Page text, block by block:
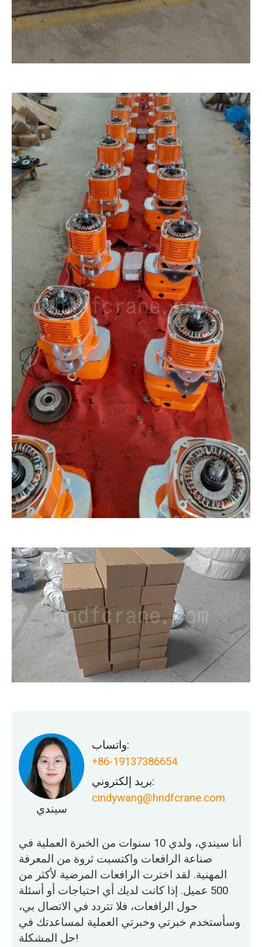
سيندي
واتساب:
+86-19137386654
بريد إلكتروني:
cindywang@hndfcrane.com
أنا سيندي، ولدي 10 سنوات من الخبرة العملية في
صناعة الرافعات واكتسبت ثروة من المعرفة
المهنية. لقد اخترت الرافعات المرضية لأكثر من
500 عميل. إذا كانت لديك أي احتياجات أو أسئلة
حول الرافعات، فلا تتردد في الاتصال بي،
وسأستخدم خبرتي وخبرتي العملية لمساعدتك في
حل المشكلة!